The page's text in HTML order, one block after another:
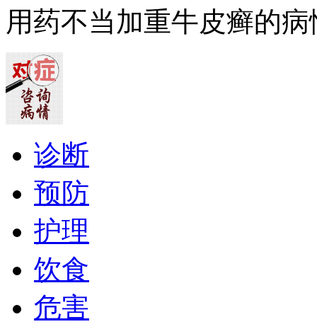
用药不当加重牛皮癣的病
诊断
预防
护理
饮食
危害